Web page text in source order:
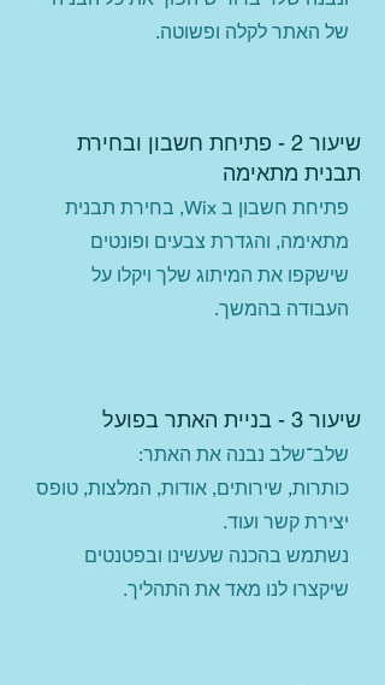
של האתר לקלה ופשוטה.
שיעור 2 - פתיחת חשבון ובחירת
תבנית מתאימה
פתיחת חשבון ב Wix, בחירת תבנית
מתאימה, והגדרת צבעים ופונטים
שישקפו את המיתוג שלך ויקלו על
העבודה בהמשך.
שיעור 3 - בניית האתר בפועל
שלב־שלב נבנה את האתר:
כותרות, שירותים, אודות, המלצות, טופס
יצירת קשר ועוד.
נשתמש בהכנה שעשינו ובפטנטים
שיקצרו לנו מאד את התהליך.